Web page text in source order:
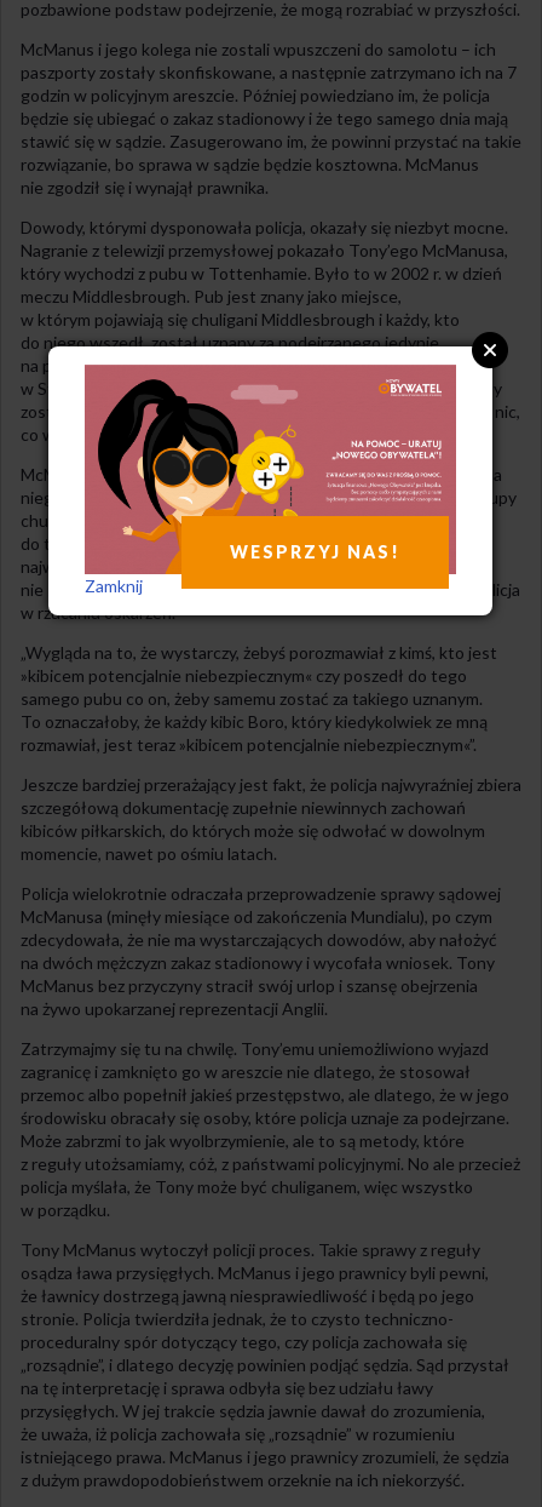
pozbawione podstaw podejrzenie, że mogą rozrabiać w przyszłości.
McManus i jego kolega nie zostali wpuszczeni do samolotu – ich
paszporty zostały skonfiskowane, a następnie zatrzymano ich na 7
godzin w policyjnym areszcie. Później powiedziano im, że policja
będzie się ubiegać o zakaz stadionowy i że tego samego dnia mają
stawić się w sądzie. Zasugerowano im, że powinni przystać na takie
rozwiązanie, bo sprawa w sądzie będzie kosztowna. McManus
nie zgodził się i wynajął prawnika.
Dowody, którymi dysponowała policja, okazały się niezbyt mocne.
Nagranie z telewizji przemysłowej pokazało Tony’ego McManusa,
który wychodzi z pubu w Tottenhamie. Było to w 2002 r. w dzień
meczu Middlesbrough. Pub jest znany jako miejsce,
w którym pojawiają się chuligani Middlesbrough i każdy, kto
do niego wszedł, został uznany za podejrzanego jedynie
na podstawie tego skojarzenia. Tony był również widziany
w Stoke, jak siedział w minibusie obok kogoś, kto wyglądał, jakby
został ranny w bójce. Policja nie widziała bójki, nie było również nic,
co wskazywałoby, że McManus brał w niej udział.
McManus odkrył, że gdy policja zabiegała o zakaz stadionowy dla
niego, opisała go jako jednego z przywódców 750-osobowej grupy
chuliganów Middlesbrough. Nie wyjaśniono, jak policjanci doszli
do tego wniosku na podstawie dowodów, które wskazywały
najwyżej, że wśród jego otoczenia znajduje się kilka osób, które
nie są aniołami. Wyjaśniło się za to, jak bardzo beztroska jest policja
w rzucaniu oskarżeń.
„Wygląda na to, że wystarczy, żebyś porozmawiał z kimś, kto jest
»kibicem potencjalnie niebezpiecznym« czy poszedł do tego
samego pubu co on, żeby samemu zostać za takiego uznanym.
To oznaczałoby, że każdy kibic Boro, który kiedykolwiek ze mną
rozmawiał, jest teraz »kibicem potencjalnie niebezpiecznym«”.
Jeszcze bardziej przerażający jest fakt, że policja najwyraźniej zbiera
szczegółową dokumentację zupełnie niewinnych zachowań
kibiców piłkarskich, do których może się odwołać w dowolnym
momencie, nawet po ośmiu latach.
Policja wielokrotnie odraczała przeprowadzenie sprawy sądowej
McManusa (minęły miesiące od zakończenia Mundialu), po czym
zdecydowała, że nie ma wystarczających dowodów, aby nałożyć
na dwóch mężczyzn zakaz stadionowy i wycofała wniosek. Tony
McManus bez przyczyny stracił swój urlop i szansę obejrzenia
na żywo upokarzanej reprezentacji Anglii.
Zatrzymajmy się tu na chwilę. Tony’emu uniemożliwiono wyjazd
zagranicę i zamknięto go w areszcie nie dlatego, że stosował
przemoc albo popełnił jakieś przestępstwo, ale dlatego, że w jego
środowisku obracały się osoby, które policja uznaje za podejrzane.
Może zabrzmi to jak wyolbrzymienie, ale to są metody, które
z reguły utożsamiamy, cóż, z państwami policyjnymi. No ale przecież
policja myślała, że Tony może być chuliganem, więc wszystko
w porządku.
Tony McManus wytoczył policji proces. Takie sprawy z reguły
osądza ława przysięgłych. McManus i jego prawnicy byli pewni,
że ławnicy dostrzegą jawną niesprawiedliwość i będą po jego
stronie. Policja twierdziła jednak, że to czysto techniczno-
proceduralny spór dotyczący tego, czy policja zachowała się
„rozsądnie”, i dlatego decyzję powinien podjąć sędzia. Sąd przystał
na tę interpretację i sprawa odbyła się bez udziału ławy
przysięgłych. W jej trakcie sędzia jawnie dawał do zrozumienia,
że uważa, iż policja zachowała się „rozsądnie” w rozumieniu
istniejącego prawa. McManus i jego prawnicy zrozumieli, że sędzia
z dużym prawdopodobieństwem orzeknie na ich niekorzyść.
WESPRZYJ NAS!
Zamknij